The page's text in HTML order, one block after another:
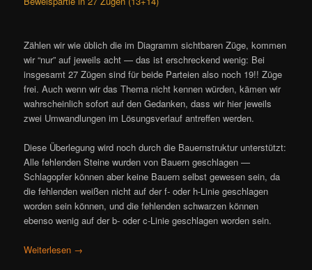
Zählen wir wie üblich die im Diagramm sichtbaren Züge, kommen
wir “nur” auf jeweils acht — das ist erschreckend wenig: Bei
insgesamt 27 Zügen sind für beide Parteien also noch 19!! Züge
frei. Auch wenn wir das Thema nicht kennen würden, kämen wir
wahrscheinlich sofort auf den Gedanken, dass wir hier jeweils
zwei Umwandlungen im Lösungsverlauf antreffen werden.
Diese Überlegung wird noch durch die Bauernstruktur unterstützt:
Alle fehlenden Steine wurden von Bauern geschlagen —
Schlagopfer können aber keine Bauern selbst gewesen sein, da
die fehlenden weißen nicht auf der f- oder h-Linie geschlagen
worden sein können, und die fehlenden schwarzen können
ebenso wenig auf der b- oder c-Linie geschlagen worden sein.
Weiterlesen →